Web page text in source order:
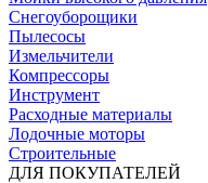
Снегоуборощики
Пылесосы
Измельчители
Компрессоры
Инструмент
Расходные материалы
Лодочные моторы
Строительные
ДЛЯ ПОКУПАТЕЛЕЙ